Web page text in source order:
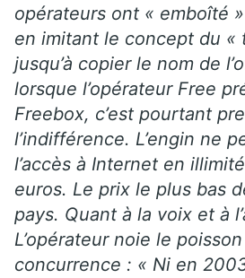
opérateurs ont « emboîté
en imitant le concept du «
jusqu’à copier le nom de
lorsque l’opérateur Free
Freebox, c’est pourtant
l’indifférence. L’engin ne
l’accès à Internet en
euros. Le prix le plus bas
pays. Quant à la voix et à
L’opérateur noie le
concurrence : « Ni en